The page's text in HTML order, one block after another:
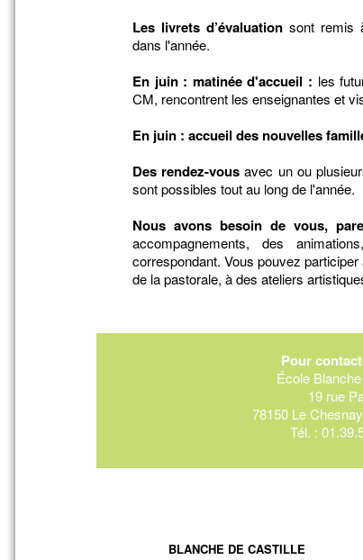
Les livrets d’évaluationsont remis
dans l'année.
En juin : matinée d'accueil : les
CM, rencontrent les enseignantes et
En juin : accueil des nouvelles
Des rendez-vous avec un ou
sont possibles tout au long de l'année.
Nous avons besoin de vous,
accompagnements, des
correspondant. Vous pouvez
de la pastorale, à des ateliers
Pour
École
19 rue
78150 Le
Tél. :
BLANCHE DE CASTILLE